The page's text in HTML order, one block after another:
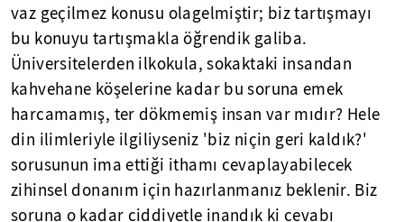
vaz geçilmez konusu olagelmiştir; biz tartışmayı
bu konuyu tartışmakla öğrendik galiba.
Üniversitelerden ilkokula, sokaktaki insandan
kahvehane köşelerine kadar bu soruna emek
harcamamış, ter dökmemiş insan var mıdır? Hele
din ilimleriyle ilgiliyseniz 'biz niçin geri kaldık?'
sorusunun ima ettiği ithamı cevaplayabilecek
zihinsel donanım için hazırlanmanız beklenir. Biz
soruna o kadar ciddiyetle inandık ki cevabı